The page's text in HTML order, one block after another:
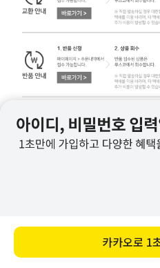
교환/반품 주의